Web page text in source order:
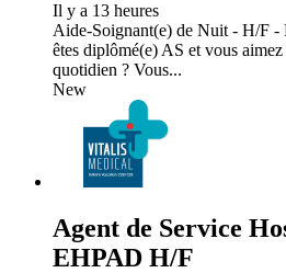
Il y a 13 heures
Aide-Soignant(e) de Nuit - H/F
êtes diplômé(e) AS et vous
quotidien ? Vous...
New
Agent de Service
EHPAD H/F